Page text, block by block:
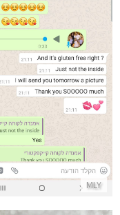
MLY
ביקורות מלקוחות
התקשר/י